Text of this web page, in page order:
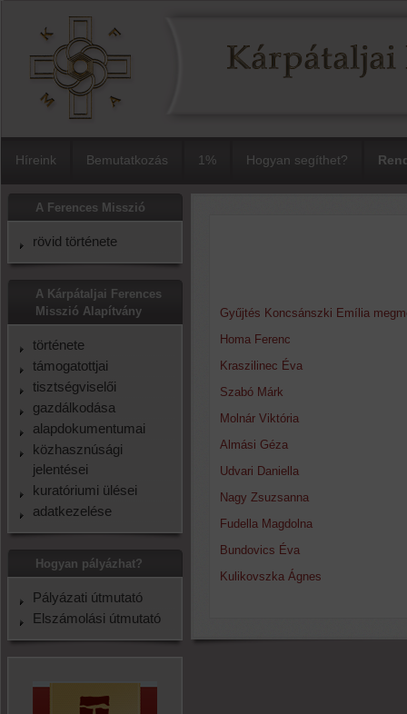
Híreink Bemutatkozás 1% Hogyan segíthet?
A Ferences Misszió
rövid története
A Kárpátaljai Ferences
Misszió Alapítvány
története
támogatottjai
tisztségviselői
gazdálkodása
alapdokumentumai
közhasznúsági
jelentései
kuratóriumi ülései
adatkezelése
Hogyan pályázhat?
Pályázati útmutató
Elszámolási útmutató
Gyűjtés Koncsánszki Emília
Homa Ferenc
Kraszilinec Éva
Szabó Márk
Molnár Viktória
Almási Géza
Udvari Daniella
Nagy Zsuzsanna
Fudella Magdolna
Bundovics Éva
Kulikovszka Ágnes